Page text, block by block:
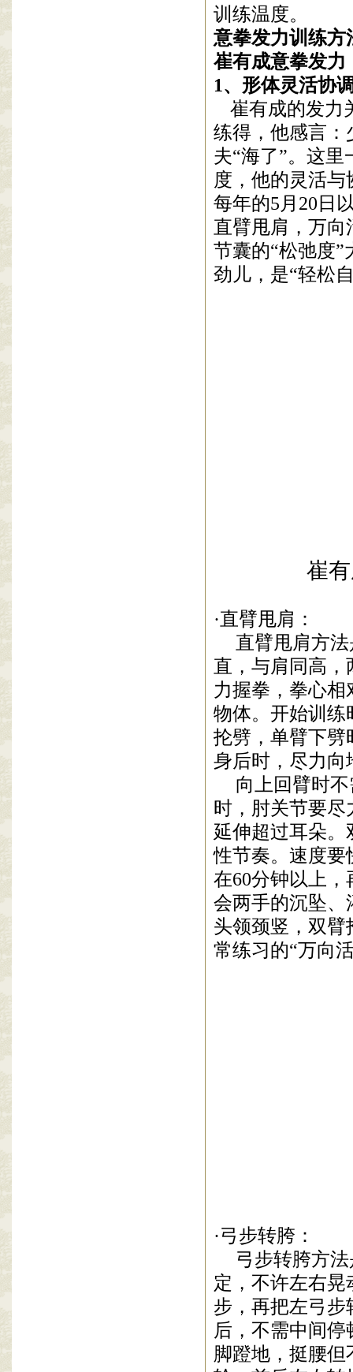
训练温度。
意拳发力训练方
崔有成意拳发力
1、形体灵活协
崔有成的发力
练得，他感言：
夫“海了”。这
度，他的灵活
每年的5 月 20 日
直臂甩肩， 万向
节囊的“松弛度”
劲儿，是“轻松
崔
·直臂甩肩：
直臂甩肩方法
直，与肩同高
力握拳，拳心
物体。开始训练
抡劈，单臂下劈
身后时，尽力向
向上回臂时不
时，肘关节要
延伸超过耳朵
性节奏。速度要
在60分钟以上，
会两手的沉坠、
头领颈竖， 双臂
常练习的“万向
·弓步转胯：
弓步转胯方法
定，不许左右
步，再把左弓
后，不需中间
脚蹬地，挺腰但